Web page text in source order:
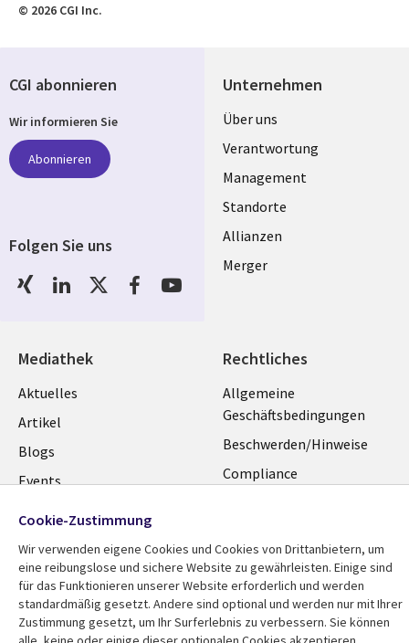
© 2026 CGI Inc.
Unternehmen
Useful
links
GERMANY
Über uns
Verantwortung
Management
Standorte
Allianzen
Merger
Mediathek
Library
Links
GERMANY
Aktuelles
Artikel
Blogs
Events
Standpunkt
Rechtliches
Legal
GERMANY
Allgemeine
Geschäftsbedingungen
Beschwerden/Hinweise
Compliance
Cookie-Einstellungen
CGI abonnieren
Wir informieren Sie
Abonnieren
Folgen Sie uns
Social
Media
Cookie-Zustimmung
Wir verwenden eigene Cookies und Cookies von Drittanbietern, um
eine reibungslose und sichere Website zu gewährleisten. Einige sind
für das Funktionieren unserer Website erforderlich und werden
standardmäßig gesetzt. Andere sind optional und werden nur mit Ihrer
Zustimmung gesetzt, um Ihr Surferlebnis zu verbessern. Sie können